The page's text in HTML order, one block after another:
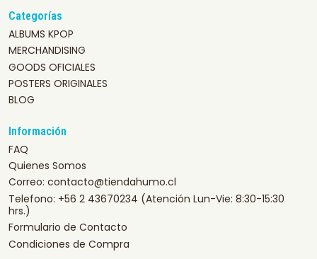
Categorías
ALBUMS KPOP
MERCHANDISING
GOODS OFICIALES
POSTERS ORIGINALES
BLOG
Información
FAQ
Quienes Somos
Correo: contacto@tiendahumo.cl
Telefono: +56 2 43670234 (Atención Lun-Vie: 8:30-15:30
hrs.)
Formulario de Contacto
Condiciones de Compra